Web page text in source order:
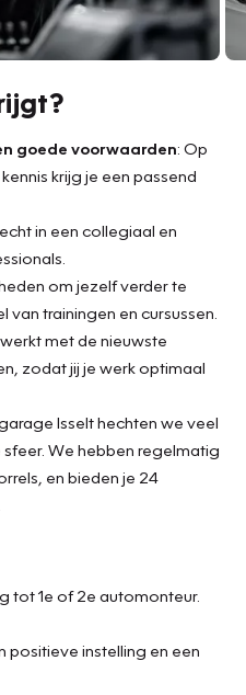
goede voorwaarden: Op
krijg je een passend
in een collegiaal en
om jezelf verder te
trainingen en cursussen.
met de nieuwste
zodat jij je werk optimaal
Isselt hechten we veel
We hebben regelmatig
en bieden je 24
tot 1e of 2e automonteur.
positieve instelling en een